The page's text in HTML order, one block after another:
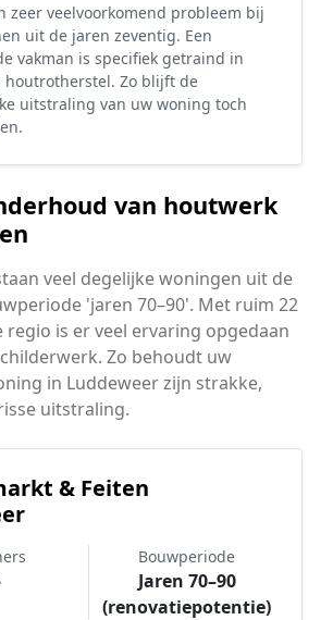
zeer veelvoorkomend probleem bij
uit de jaren zeventig. Een
vakman is specifiek getraind in
houtrotherstel. Zo blijft de
uitstraling van uw woning toch
van houtwerk
veel degelijke woningen uit de
'jaren 70–90'. Met ruim 22
is er veel ervaring opgedaan
Zo behoudt uw
in Luddeweer zijn strakke,
uitstraling.
& Feiten
Bouwperiode
Jaren 70–90
(renovatiepotentie)